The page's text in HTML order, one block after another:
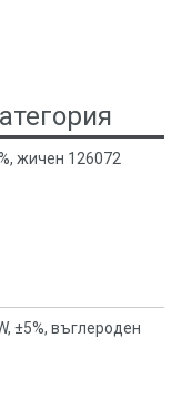
жичен 126072
±5%, въглероден